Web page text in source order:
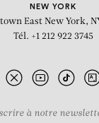
Naissance
NEW YORK
East New York,
Tél. +1 212 922 3745
à notre